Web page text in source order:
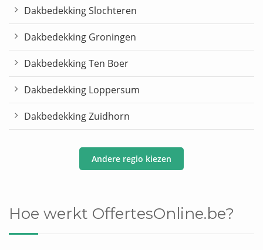
Dakbedekking Slochteren
Dakbedekking Groningen
Dakbedekking Ten Boer
Dakbedekking Loppersum
Dakbedekking Zuidhorn
Andere regio kiezen
Hoe werkt OffertesOnline.be?